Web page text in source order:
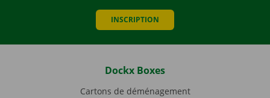
INSCRIPTION
Dockx Boxes
Cartons de déménagement